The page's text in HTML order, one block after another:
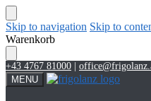
Skip to navigation Skip to
Warenkorb
+43 4767 81000
MENU